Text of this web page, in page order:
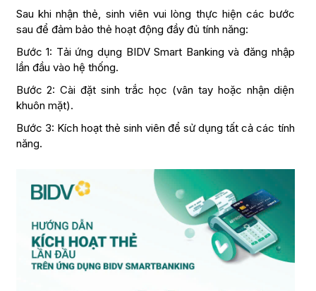
Sau khi nhận thẻ, sinh viên vui lòng thực hiện các bước
sau để đảm bảo thẻ hoạt động đầy đủ tính năng:
Bước 1: Tải ứng dụng BIDV Smart Banking và đăng nhập
lần đầu vào hệ thống.
Bước 2: Cài đặt sinh trắc học (vân tay hoặc nhận diện
khuôn mặt).
Bước 3: Kích hoạt thẻ sinh viên để sử dụng tất cả các tính
năng.